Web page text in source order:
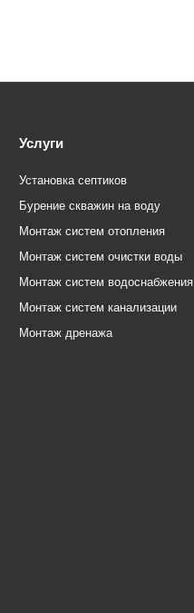
Услуги
Установка септиков
Бурение скважин на воду
Монтаж систем отопления
Монтаж систем очистки воды
Монтаж систем водоснабжения
Монтаж систем канализации
Монтаж дренажа